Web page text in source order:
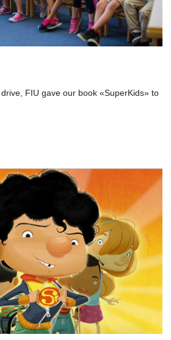
FIU gave our book «SuperKids» to